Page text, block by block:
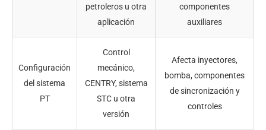
petroleros u otra
aplicación
componentes
auxiliares
Configuración
del sistema
PT
Control
mecánico,
CENTRY, sistema
STC u otra
versión
Afecta inyectores,
bomba, componentes
de sincronización y
controles